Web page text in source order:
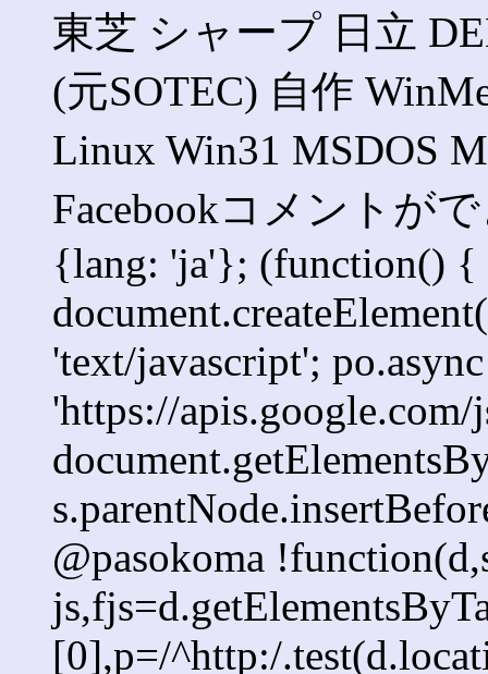
東芝 シャープ 日立
(元SOTEC) 自作
Linux Win31 MSDOS
Facebookコメントが
{lang: 'ja'}; (function() {
'text/javascript';
'https://
@pasokoma
[0],p=/^http:/